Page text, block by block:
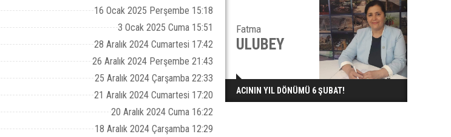
16 Ocak 2025 Perşembe 15:18
3 Ocak 2025 Cuma 15:51
28 Aralık 2024 Cumartesi 17:42
26 Aralık 2024 Perşembe 21:43
25 Aralık 2024 Çarşamba 22:33
21 Aralık 2024 Cumartesi 17:20
20 Aralık 2024 Cuma 16:22
18 Aralık 2024 Çarşamba 12:29
Fatma
ULUBEY
ACININ YIL DÖNÜMÜ 6 ŞUBAT!